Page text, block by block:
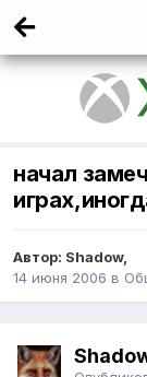
начал
Автор: Shadow,
14 июня 2006 в